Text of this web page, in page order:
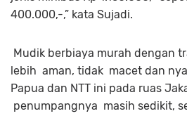
400.000,-,” kata Sujadi.
Mudik berbiaya murah dengan
lebih aman, tidak macet dan
Papua dan NTT ini pada ruas
penumpangnya masih sedikit,